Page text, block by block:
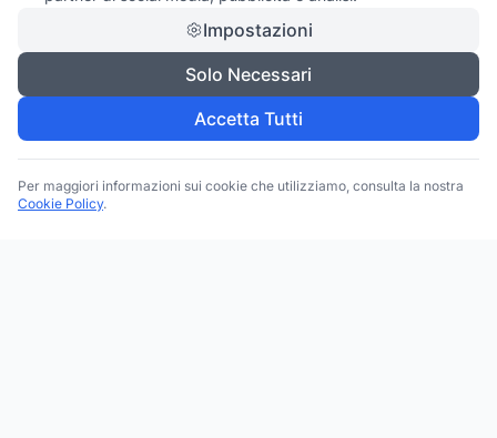
Impostazioni
Solo Necessari
Accetta Tutti
Per maggiori informazioni sui cookie che utilizziamo, consulta la nostra
Cookie Policy.